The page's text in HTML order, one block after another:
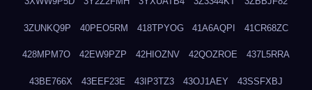
3ZUNKQ9P 40PEO5RM 418TPYOG 41A6AQPI 41CR68ZC
428MPM7O 42EW9PZP 42HIOZNV 42QOZROE 437L5RRA
43BE766X 43EEF23E 43IP3TZ3 43OJ1AEY 43SSFXBJ